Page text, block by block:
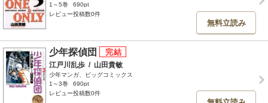
1～5巻
690pt
レビュー投稿数0件
無料立読み
少年探偵団
江戸川乱歩 / 山田貴敏
少年マンガ、ビッグコミックス
1～3巻
690pt
レビュー投稿数0件